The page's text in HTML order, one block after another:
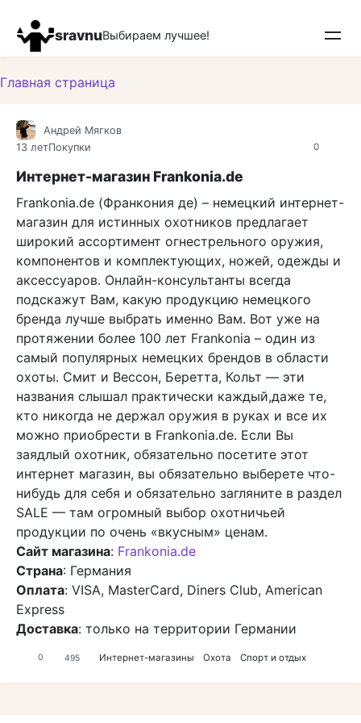
контенту
sravnuВыбираем лучшее!
Главная страница
0
Андрей Мягков
13 летПокупки
Интернет-магазин Frankonia.de
Frankonia.de (Франкония де) – немецкий интернет-
магазин для истинных охотников предлагает
широкий ассортимент огнестрельного оружия,
компонентов и комплектующих, ножей, одежды и
аксессуаров. Онлайн-консультанты всегда
подскажут Вам, какую продукцию немецкого
бренда лучше выбрать именно Вам. Вот уже на
протяжении более 100 лет Frankonia – один из
самый популярных немецких брендов в области
охоты. Смит и Вессон, Беретта, Кольт — эти
названия слышал практически каждый,даже те,
кто никогда не держал оружия в руках и все их
можно приобрести в Frankonia.de. Если Вы
заядлый охотник, обязательно посетите этот
интернет магазин, вы обязательно выберете что-
нибудь для себя и обязательно загляните в раздел
SALE — там огромный выбор охотничьей
продукции по очень «вкусным» ценам.
Сайт магазина: Frankonia.de
Страна: Германия
Оплата: VISA, MasterCard, Diners Club, American
Express
Доставка: только на территории Германии
0 495 Интернет-магазины Охота Спорт и отдых